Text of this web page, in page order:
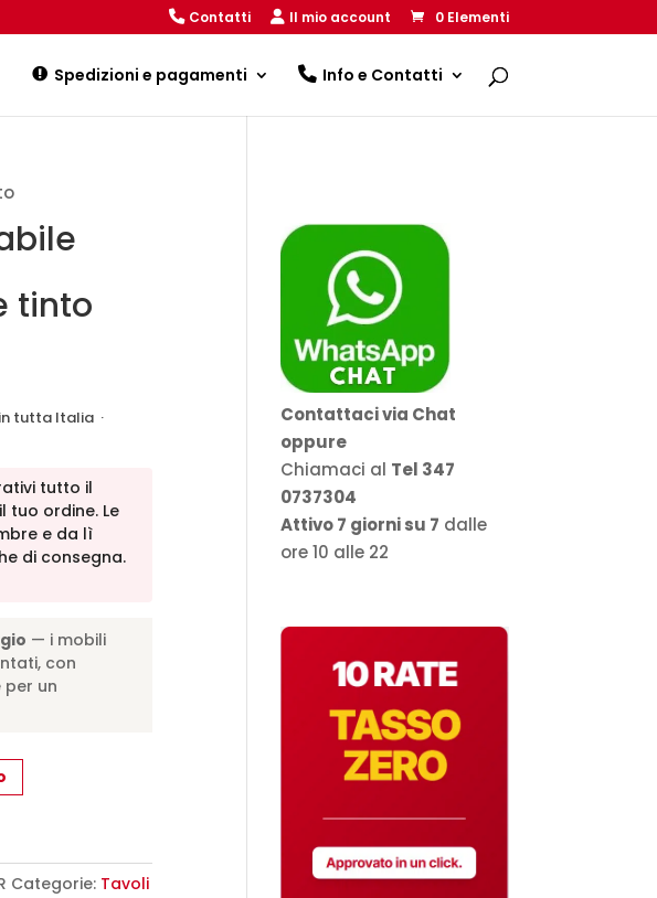
Contatti Il mio account 0 Elementi
Spedizioni e pagamenti Info e Contatti
Products
tinto
tutta Italia·
tutto il
tuo ordine. Le
e da lì
di consegna.
— i mobili
con
per un
Categorie: Tavoli
Contattaci via Chat
oppure
Chiamaci al Tel 347
0737304
Attivo 7 giorni su 7 dalle
ore 10 alle 22